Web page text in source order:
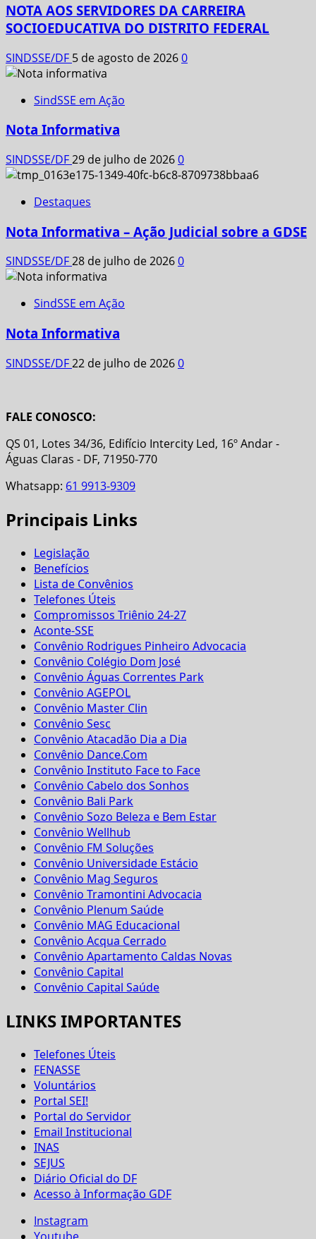
NOTA AOS SERVIDORES DA CARREIRA
SOCIOEDUCATIVA DO DISTRITO FEDERAL
SINDSSE/DF 5 de agosto de 20260
SindSSE em Ação
Nota Informativa
SINDSSE/DF29 de julho de 20260
Destaques
Nota Informativa – Ação Judicial sobre a GDSE
SINDSSE/DF28 de julho de 20260
SindSSE em Ação
Nota Informativa
SINDSSE/DF22 de julho de 20260
FALE CONOSCO:
QS 01, Lotes 34/36, Edifício Intercity Led, 16º Andar -
Águas Claras - DF, 71950-770
Whatsapp: 61 9913-9309
Principais Links
Legislação
Benefícios
Lista de Convênios
Telefones Úteis
Compromissos Triênio 24-27
Aconte-SSE
Convênio Rodrigues Pinheiro Advocacia
Convênio Colégio Dom José
Convênio Águas Correntes Park
Convênio AGEPOL
Convênio Master Clin
Convênio Sesc
Convênio Atacadão Dia a Dia
Convênio Dance.Com
Convênio Instituto Face to Face
Convênio Cabelo dos Sonhos
Convênio Bali Park
Convênio Sozo Beleza e Bem Estar
Convênio Wellhub
Convênio FM Soluções
Convênio Universidade Estácio
Convênio Mag Seguros
Convênio Tramontini Advocacia
Convênio Plenum Saúde
Convênio MAG Educacional
Convênio Acqua Cerrado
Convênio Apartamento Caldas Novas
Convênio Capital
Convênio Capital Saúde
LINKS IMPORTANTES
Telefones Úteis
FENASSE
Voluntários
Portal SEI!
Portal do Servidor
Email Institucional
INAS
SEJUS
Diário Oficial do DF
Acesso à Informação GDF
Instagram
Youtube